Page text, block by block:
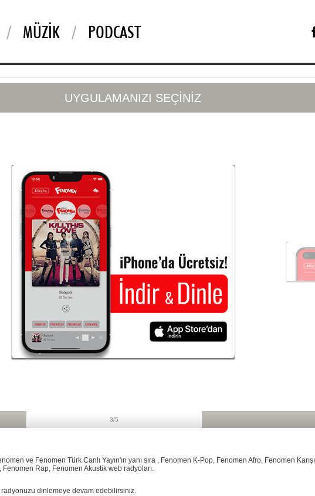
MÜZIK PODCAST
UYGULAMANIZI SEÇİNİZ
3/5
ve Fenomen Türk Canlı Yayın'ın yanı sıra , Fenomen K-Pop, Fenomen Afro, Fenomen
Rap, Fenomen Akustik web radyoları.
dinlemeye devam edebilirsiniz.